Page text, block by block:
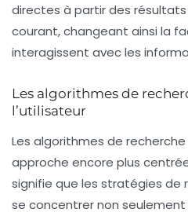
directes à partir des
courant, changeant ainsi la
interagissent avec les
Les algorithmes de
l’utilisateur
Les algorithmes de
approche encore plus
signifie que les stratégies
se concentrer non seulement